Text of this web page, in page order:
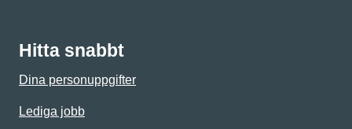
Hitta snabbt
Dina personuppgifter
Lediga jobb